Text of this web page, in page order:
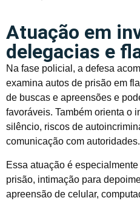
Atuação em
delegacias e
Na fase policial, a defesa
examina autos de prisão em
de buscas e apreensões e
favoráveis. Também orienta o
silêncio, riscos de
comunicação com autoridades.
Essa atuação é
prisão, intimação para
apreensão de celular,